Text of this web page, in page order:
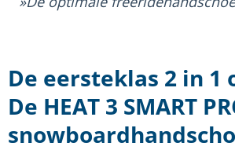
De eersteklas 2 in 1
De HEAT 3 SMART